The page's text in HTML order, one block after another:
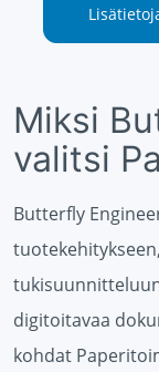
Miksi
valitsi
Butterfly
digitoitavaa
kohdat